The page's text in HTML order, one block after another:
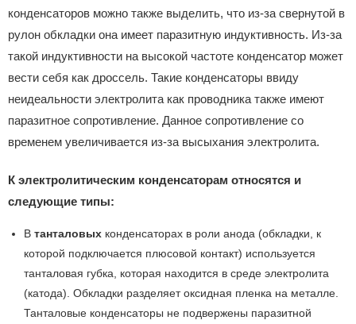
конденсаторов можно также выделить, что из-за свернутой в
рулон обкладки она имеет паразитную индуктивность. Из-за
такой индуктивности на высокой частоте конденсатор может
вести себя как дроссель. Такие конденсаторы ввиду
неидеальности электролита как проводника также имеют
паразитное сопротивление. Данное сопротивление со
временем увеличивается из-за высыхания электролита.
К электролитическим конденсаторам относятся и
следующие типы:
В танталовых конденсаторах в роли анода (обкладки, к
которой подключается плюсовой контакт) используется
танталовая губка, которая находится в среде электролита
(катода). Обкладки разделяет оксидная пленка на металле.
Танталовые конденсаторы не подвержены паразитной